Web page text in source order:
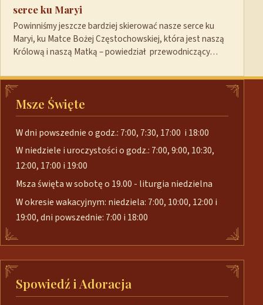
serce ku Maryi
Powinniśmy jeszcze bardziej skierować nasze serce ku
Maryi, ku Matce Bożej Częstochowskiej, która jest naszą
Królową i naszą Matką – powiedział przewodniczący…
Msze Święte
W dni powszednie o godz.: 7:00, 7:30, 17:00 i 18:00
W niedziele i uroczystości o godz.: 7:00, 9:00, 10:30,
12:00, 17:00 i 19:00
Msza święta w sobotę o 19.00 - liturgia niedzielna
W okresie wakacyjnym: niedziela: 7:00, 10:00, 12:00 i
19:00, dni powszednie: 7:00 i 18:00
Spowiedź i Adoracja